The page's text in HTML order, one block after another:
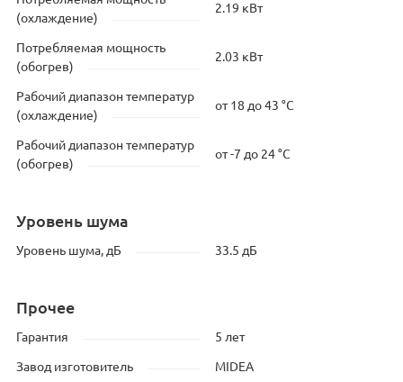
(охлаждение)
2.19 кВт
Потребляемая мощность
(обогрев)
2.03 кВт
Рабочий диапазон температур
(охлаждение)
от 18 до 43 °C
Рабочий диапазон температур
(обогрев)
от -7 до 24 °C
Уровень шума
Уровень шума, дБ 33.5 дБ
Прочее
Гарантия 5 лет
Завод изготовитель MIDEA